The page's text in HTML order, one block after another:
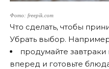
Фото: freepik.com
Что сделать, чтобы
Убрать выбор.
продумайте
вперед и готовьте